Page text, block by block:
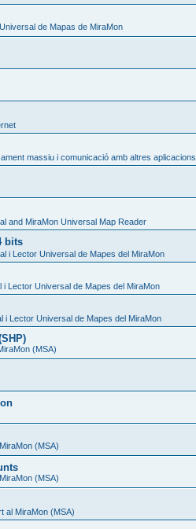
de Mapas de MiraMon
massiu i comunicació amb altres aplicacions
and MiraMon Universal Map Reader
bits
i Lector Universal de Mapes del MiraMon
i Lector Universal de Mapes del MiraMon
i Lector Universal de Mapes del MiraMon
(MSA)
(MSA)
(MSA)
al MiraMon (MSA)